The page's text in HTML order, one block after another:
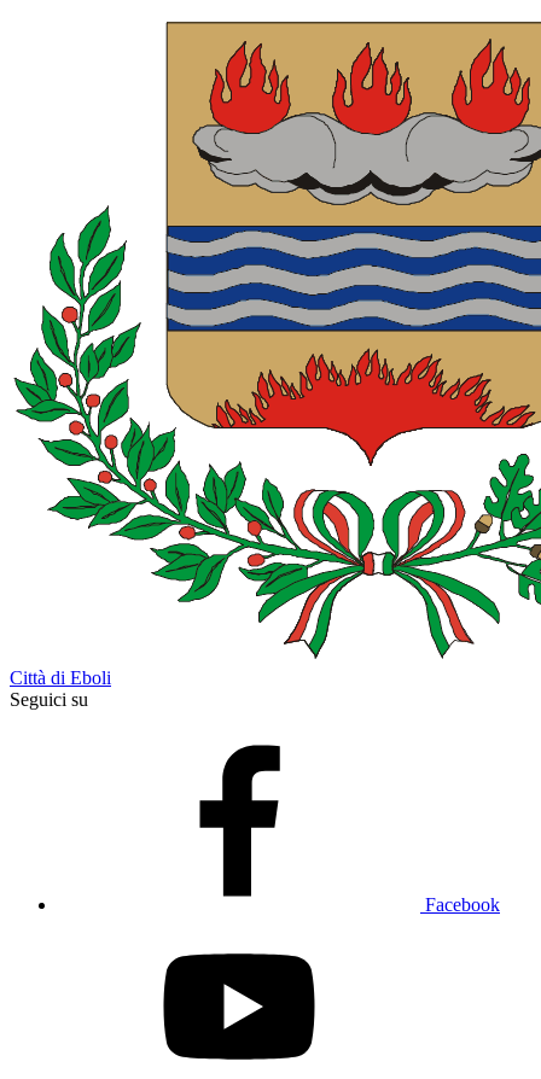
Città di Eboli
Seguici su
Facebook